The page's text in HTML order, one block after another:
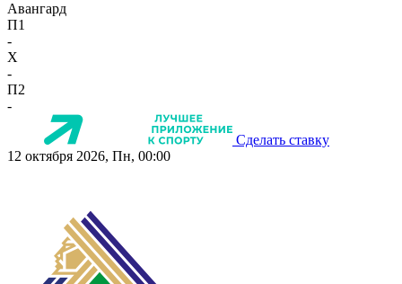
Авангард
П1
-
X
-
П2
-
Сделать ставку
12 октября 2026, Пн, 00:00